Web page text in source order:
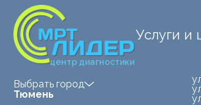
центр диагностики
Услуги и
Выбрать город
Тюмень